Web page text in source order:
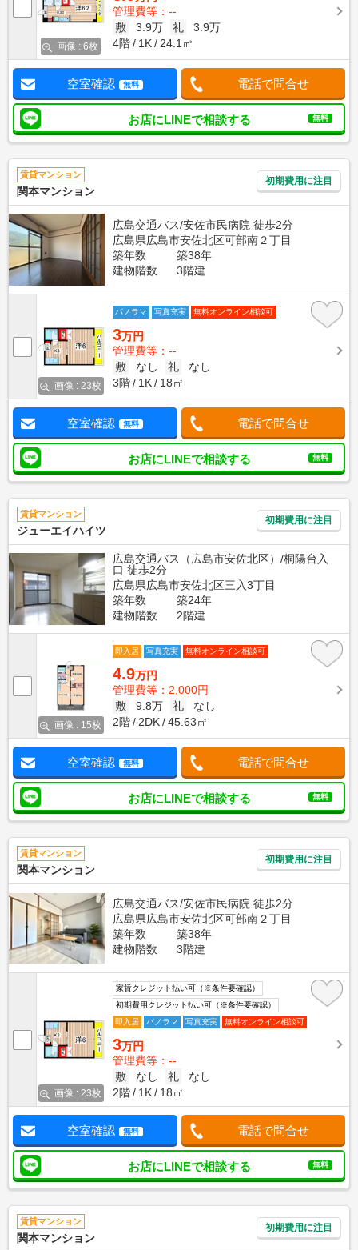
画像 : 6枚
管理費等：--
敷
3.9万 礼
3.9万
4階
1K 24.1㎡
空室確認 無料 電話で問合せ
お店にLINEで相談する 無料
賃貸マンション
関本マンション
初期費用に注目
広島交通バス/安佐市民病院 徒歩2分
広島県広島市安佐北区可部南２丁目
築年数
築38年
建物階数
3階建
画像 : 23枚
パノラマ 写真充実 無料オンライン相談可
3万円
管理費等：--
敷
なし 礼
なし
3階
1K 18㎡
空室確認 無料 電話で問合せ
お店にLINEで相談する 無料
賃貸マンション
ジューエイハイツ
初期費用に注目
広島交通バス（広島市安佐北区）/桐陽台入
口 徒歩2分
広島県広島市安佐北区三入3丁目
築年数
築24年
建物階数
2階建
画像 : 15枚
即入居 写真充実 無料オンライン相談可
4.9万円
管理費等：2,000円
敷
9.8万 礼
なし
2階
2DK 45.63㎡
空室確認 無料 電話で問合せ
お店にLINEで相談する 無料
賃貸マンション
関本マンション
初期費用に注目
広島交通バス/安佐市民病院 徒歩2分
広島県広島市安佐北区可部南２丁目
築年数
築38年
建物階数
3階建
画像 : 23枚
家賃クレジット払い可（※条件要確認）
初期費用クレジット払い可（※条件要確認）
即入居
パノラマ 写真充実 無料オンライン相談可
3万円
管理費等：--
敷
なし 礼
なし
2階
1K 18㎡
空室確認 無料 電話で問合せ
お店にLINEで相談する 無料
賃貸マンション
関本マンション
初期費用に注目